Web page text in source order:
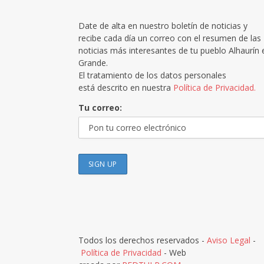
Date de alta en nuestro boletín de noticias y
recibe cada día un correo con el resumen de las
noticias más interesantes de tu pueblo Alhaurín
Grande.
El tratamiento de los datos personales
está descrito en nuestra Política de Privacidad.
Tu correo:
Todos los derechos reservados - Aviso Legal -
Política de Privacidad - Web